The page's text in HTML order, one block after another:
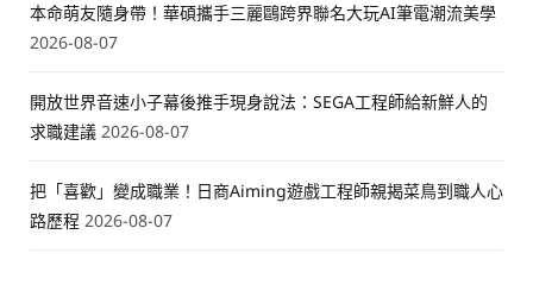
本命萌友隨身帶！華碩攜手三麗鷗跨界聯名大玩AI筆電潮流美學
2026-08-07
開放世界音速小子幕後推手現身說法：SEGA工程師給新鮮人的
求職建議 2026-08-07
把「喜歡」變成職業！日商Aiming遊戲工程師親揭菜鳥到職人心
路歷程 2026-08-07